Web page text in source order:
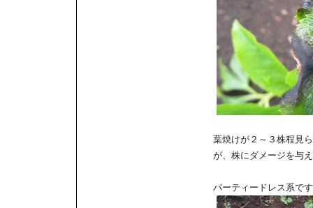
葉焼けが２～３株程見
が、株にダメージを与
パーティードレス系で